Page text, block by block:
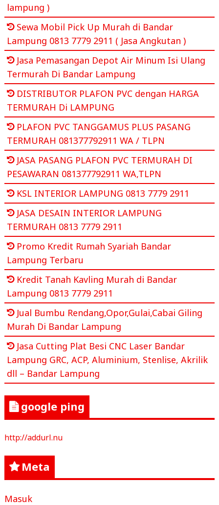
lampung )
Sewa Mobil Pick Up Murah di Bandar
Lampung 0813 7779 2911 ( Jasa Angkutan )
Jasa Pemasangan Depot Air Minum Isi Ulang
Termurah Di Bandar Lampung
DISTRIBUTOR PLAFON PVC dengan HARGA
TERMURAH Di LAMPUNG
PLAFON PVC TANGGAMUS PLUS PASANG
TERMURAH 081377792911 WA / TLPN
JASA PASANG PLAFON PVC TERMURAH DI
PESAWARAN 081377792911 WA,TLPN
KSL INTERIOR LAMPUNG 0813 7779 2911
JASA DESAIN INTERIOR LAMPUNG
TERMURAH 0813 7779 2911
Promo Kredit Rumah Syariah Bandar
Lampung Terbaru
Kredit Tanah Kavling Murah di Bandar
Lampung 0813 7779 2911
Jual Bumbu Rendang,Opor,Gulai,Cabai Giling
Murah Di Bandar Lampung
Jasa Cutting Plat Besi CNC Laser Bandar
Lampung GRC, ACP, Aluminium, Stenlise, Akrilik
dll – Bandar Lampung
google ping
http://addurl.nu
Meta
Masuk